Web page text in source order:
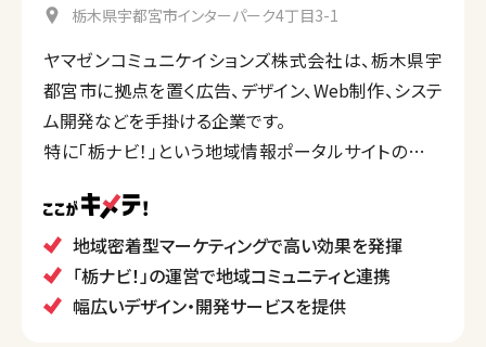
栃木県宇都宮市インターパーク4丁目3-1
ヤマゼンコミュニケイションズ株式会社は、栃木県宇
都宮市に拠点を置く広告、デザイン、Web制作、システ
ム開発などを手掛ける企業です。
特に「栃ナビ！」という地域情報ポータルサイトの運営
強みを持ち、印刷事業や広告制作など多角的に展開、
地域の経済発展に貢献しています。
地域密着型マーケティングで高い効果を発揮
「栃ナビ！」の運営で地域コミュニティと連携
幅広いデザイン・開発サービスを提供